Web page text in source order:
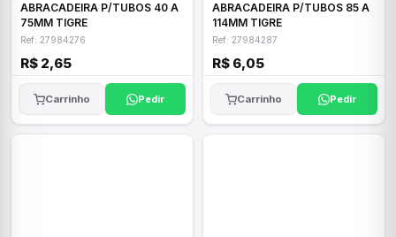
ABRACADEIRA P/TUBOS 40 A
75MM TIGRE
Ref: 27984276
R$ 2,65
Carrinho Pedir
ABRACADEIRA P/TUBOS 85 A
114MM TIGRE
Ref: 27984287
R$ 6,05
Carrinho Pedir